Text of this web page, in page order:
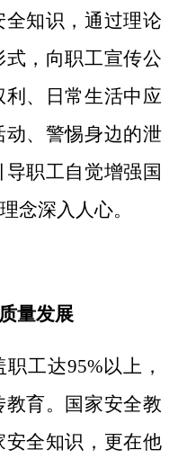
知识，通过理论
，向职工宣传公
、日常生活中应
、警惕身边的泄
职工自觉增强国
念深入人心。
量发展
职工达95%以上，
育。国家安全教
全知识，更在他